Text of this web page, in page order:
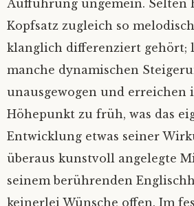
Aufführung ungemein. Selten
Kopfsatz zugleich so
klanglich differenziert gehört;
manche dynamischen
unausgewogen und erreichen
Höhepunkt zu früh, was das
Entwicklung etwas seiner
überaus kunstvoll angelegte
seinem berührenden
keinerlei Wünsche offen. Im